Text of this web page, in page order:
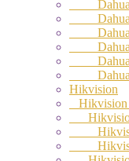
Dahua 5
Dahua 8
Dahua 2
Dahua
Dahua
Dahua
Hikvision